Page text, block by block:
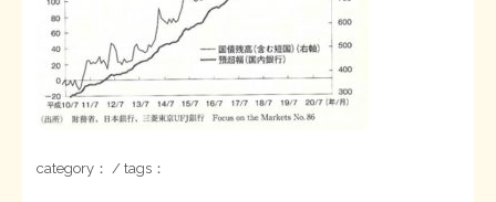
シン財源はあなたです／合同誌／旧・サブカル分室
日本経済を解説するヤンキー／MIHANAマンガ／旧・財研出版
マネクリ戦士 RED & BLACK
MMTの学習資料
会計報告
会計報告
category： / tags：